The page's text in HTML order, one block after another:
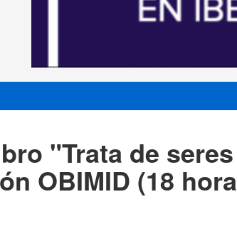
"Trata de seres
OBIMID (18 hora